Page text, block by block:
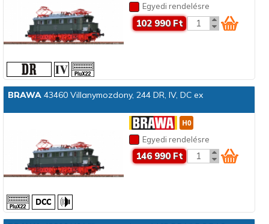
Egyedi rendelésre
102 990 Ft
BRAWA43460 Villanymozdony, 244 DR, IV, DC ex
Egyedi rendelésre
146 990 Ft